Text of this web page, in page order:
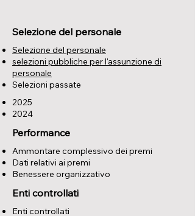
Selezione del personale
Selezione del personale
selezioni pubbliche per l'assunzione di
personale
Selezioni passate
2025
2024
Performance
Ammontare complessivo dei premi
Dati relativi ai premi
Benessere organizzativo
Enti controllati
Enti controllati